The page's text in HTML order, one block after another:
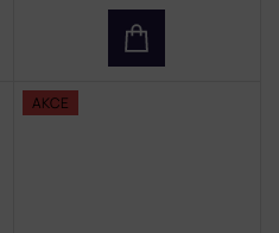
AKCE